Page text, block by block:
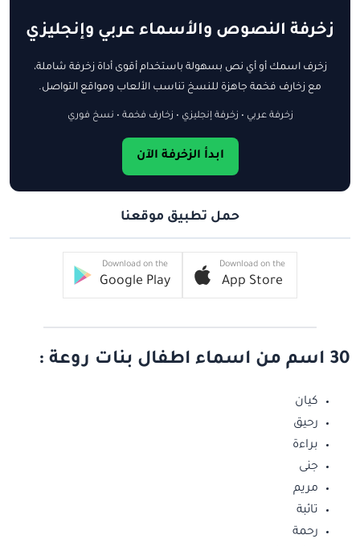
زخرفة النصوص والأسماء عربي وإنجليزي
زخرف اسمك أو أي نص بسهولة باستخدام أقوى أداة زخرفة شاملة،
مع زخارف فخمة جاهزة للنسخ تناسب الألعاب ومواقع التواصل.
زخرفة عربي • زخرفة إنجليزي • زخارف فخمة • نسخ فوري
ابدأ الزخرفة الآن
حمل تطبيق موقعنا
Download on the
App Store
Download on the
Google Play
30 اسم من اسماء اطفال بنات روعة :
كيان
رحيق
براءة
جنى
مريم
تائبة
رحمة